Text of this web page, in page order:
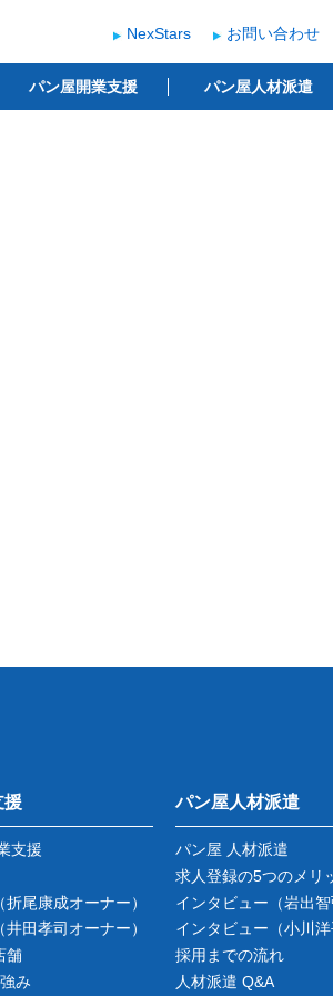
業支援
NexStars お問い合わせ
パン屋開業支援 パン屋人材派遣
援
支援
（折尾康成オーナー）
（井田孝司オーナー）
舗
み
パン屋人材派遣
パン屋 人材派遣
求人登録の5つのメリ
インタビュー （岩出
インタビュー （小川
採用までの流れ
人材派遣 Q&A